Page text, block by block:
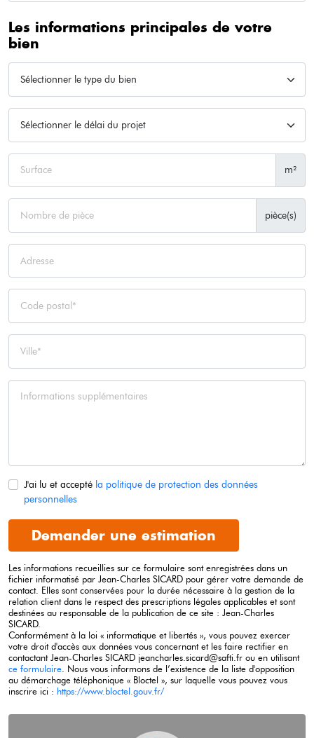
Les informations principales de votre
bien
m²
pièce(s)
J'ai lu et accepté la politique de protection des données
personnelles
Demander une estimation
Les informations recueillies sur ce formulaire sont enregistrées dans un
fichier informatisé par Jean-Charles SICARD pour gérer votre demande de
contact. Elles sont conservées pour la durée nécessaire à la gestion de la
relation client dans le respect des prescriptions légales applicables et sont
destinées au responsable de la publication de ce site : Jean-Charles
SICARD.
Conformément à la loi « informatique et libertés », vous pouvez exercer
votre droit d'accès aux données vous concernant et les faire rectifier en
contactant Jean-Charles SICARD jeancharles.sicard@safti.fr ou en utilisant
ce formulaire . Nous vous informons de l’existence de la liste d'opposition
au démarchage téléphonique « Bloctel », sur laquelle vous pouvez vous
inscrire ici : https://www.bloctel.gouv.fr/